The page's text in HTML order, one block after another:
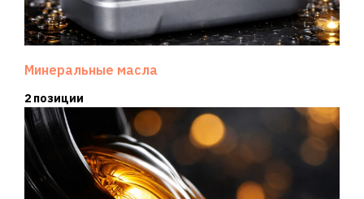
Минеральные масла
2 позиции